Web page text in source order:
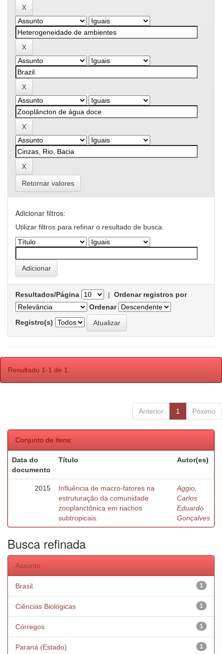
Retornar valores
Adicionar filtros:
Utilizar filtros para refinar o resultado de busca.
Resultados/Página | Ordenar registros por
Ordenar
Registro(s)
Resultado 1-1 de 1.
Anterior 1 Póximo
Conjunto de itens:
Data do
documento
Título Autor(es)
2015
Influência de macro-fatores na
estruturação da comunidade
zooplanctônica em riachos
subtropicais.
Aggio,
Carlos
Eduardo
Gonçalves
Busca refinada
Assunto
1
Brasil.
1
Ciências Biológicas
1
Córregos
1
Paraná (Estado)